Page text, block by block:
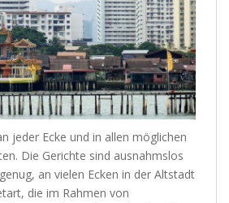
jeder Ecke und in allen möglichen
Die Gerichte sind ausnahmslos
an vielen Ecken in der Altstadt
die im Rahmen von